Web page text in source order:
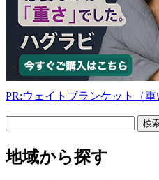
PR:ウェイトブランケット（
ー
検
地域から探す